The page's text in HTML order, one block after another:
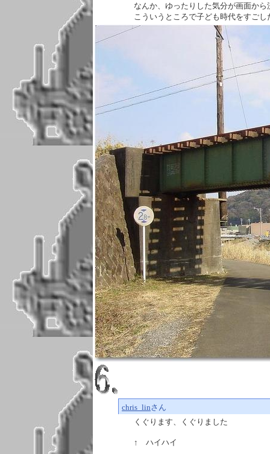
なんか、ゆったりした気分が画面から
こういうところで子ども時代をすご
chris_linさん
くぐります、くぐりました
↑ ハイハイ